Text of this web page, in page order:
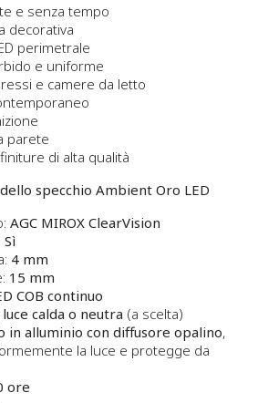
e senza tempo
decorativa
perimetrale
e uniforme
e camere da letto
parete
di alta qualità
specchio Ambient Oro LED
AGC MIROX ClearVision
Sì
4 mm
15 mm
COB continuo
luce calda o neutra (a scelta)
in alluminio con diffusore opalino,
la luce e protegge da
ore